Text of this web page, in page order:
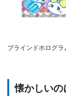
ブラインドホログ
懐かしい